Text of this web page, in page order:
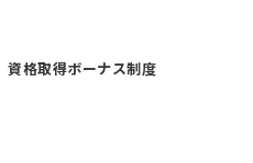
資格取得ボーナス制度